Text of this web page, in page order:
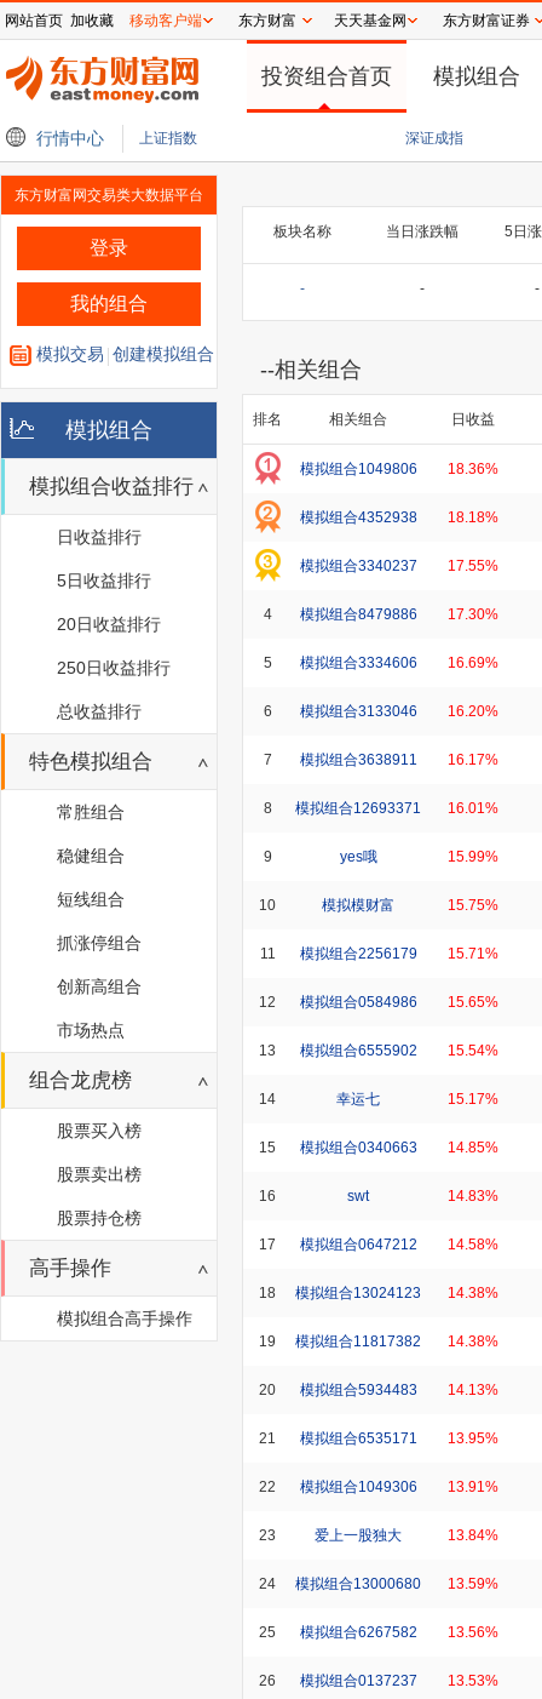
网站首页 加收藏 移动客户端 东方财富 天天基金网 东方财富证券
投资组合首页 模拟组合
行情中心 上证指数 深证成指
士透露 日本软银集团持股的3D打印机制造商Formlabs考虑IPO 加速跨越商业化
东方财富网交易类大数据平台
登录
我的组合
模拟交易 创建模拟组合
模拟组合
模拟组合收益排行
日收益排行
5日收益排行
20日收益排行
250日收益排行
总收益排行
特色模拟组合
常胜组合
稳健组合
短线组合
抓涨停组合
创新高组合
市场热点
组合龙虎榜
股票买入榜
股票卖出榜
股票持仓榜
高手操作
模拟组合高手操作
板块名称 当日涨跌幅 5日
- - -
--相关组合
排名 相关组合 日收益
模拟组合1049806 18.36%
模拟组合4352938 18.18%
模拟组合3340237 17.55%
4 模拟组合8479886 17.30%
5 模拟组合3334606 16.69%
6 模拟组合3133046 16.20%
7 模拟组合3638911 16.17%
8 模拟组合12693371 16.01%
9 yes哦 15.99%
10 模拟模财富 15.75%
11 模拟组合2256179 15.71%
12 模拟组合0584986 15.65%
13 模拟组合6555902 15.54%
14 幸运七 15.17%
15 模拟组合0340663 14.85%
16 swt 14.83%
17 模拟组合0647212 14.58%
18 模拟组合13024123 14.38%
19 模拟组合11817382 14.38%
20 模拟组合5934483 14.13%
21 模拟组合6535171 13.95%
22 模拟组合1049306 13.91%
23 爱上一股独大 13.84%
24 模拟组合13000680 13.59%
25 模拟组合6267582 13.56%
26 模拟组合0137237 13.53%